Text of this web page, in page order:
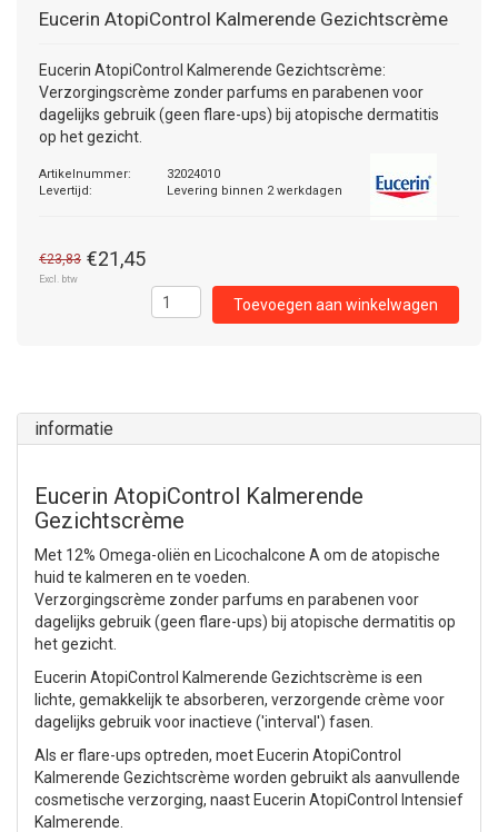
Eucerin AtopiControl Kalmerende Gezichtscrème
Eucerin AtopiControl Kalmerende Gezichtscrème:
Verzorgingscrème zonder parfums en parabenen voor
dagelijks gebruik (geen flare-ups) bij atopische dermatitis
op het gezicht.
Artikelnummer:
32024010
Levertijd:
Levering binnen 2 werkdagen
€23,83 €21,45
Excl. btw
Toevoegen aan winkelwagen
informatie
Eucerin AtopiControl Kalmerende
Gezichtscrème
Met 12% Omega-oliën en Licochalcone A om de atopische
huid te kalmeren en te voeden.
Verzorgingscrème zonder parfums en parabenen voor
dagelijks gebruik (geen flare-ups) bij atopische dermatitis op
het gezicht.
Eucerin AtopiControl Kalmerende Gezichtscrème is een
lichte, gemakkelijk te absorberen, verzorgende crème voor
dagelijks gebruik voor inactieve ('interval') fasen.
Als er flare-ups optreden, moet Eucerin AtopiControl
Kalmerende Gezichtscrème worden gebruikt als aanvullende
cosmetische verzorging, naast Eucerin AtopiControl Intensief
Kalmerende.